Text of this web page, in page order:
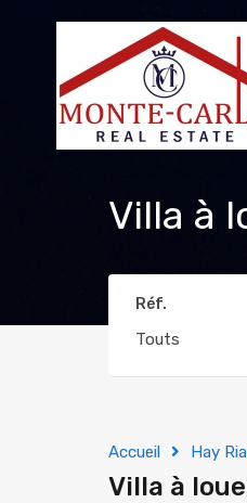
Villa à
Réf.
Accueil Hay
Villa à